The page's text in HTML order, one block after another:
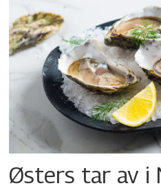
Østers tar av i